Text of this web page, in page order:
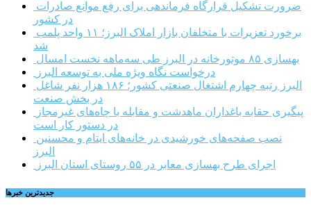
در کشور
شد
بهسازی ۸۵ موتورخانه در البرز طی سه‌ماهه نخست امسال
درخواست نگاه ویژه ملی به توسعه البرز
در بخش صنعت
در دستور کار است
البرز
اجرای طرح بهسازی معابر در ۵۵ روستای استان البرز
جديدترين خبرها